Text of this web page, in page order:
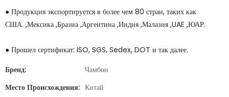
● Продукция экспортируется в более чем 80 стран, таких как
США. ,Мексика ,Бразиа ,Аргентина ,Индия ,Малазия ,UAE ,ЮАР.
● Прошел сертификат: ISO, SGS, Sedex, DOT и так далее.
Бренд:
Чамбон
Место Происхождения: Китай